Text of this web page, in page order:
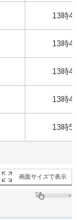
13時
13時
13時
13時
13時
画面サイズで表示